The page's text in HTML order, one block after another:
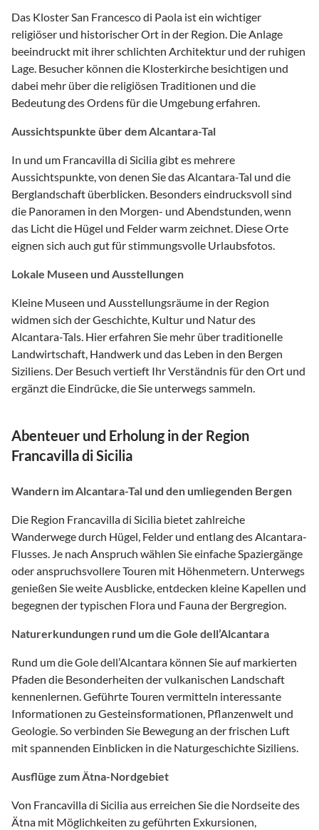
Das Kloster San Francesco di Paola ist ein wichtiger
religiöser und historischer Ort in der Region. Die Anlage
beeindruckt mit ihrer schlichten Architektur und der ruhigen
Lage. Besucher können die Klosterkirche besichtigen und
dabei mehr über die religiösen Traditionen und die
Bedeutung des Ordens für die Umgebung erfahren.
Aussichtspunkte über dem Alcantara-Tal
In und um Francavilla di Sicilia gibt es mehrere
Aussichtspunkte, von denen Sie das Alcantara-Tal und die
Berglandschaft überblicken. Besonders eindrucksvoll sind
die Panoramen in den Morgen- und Abendstunden, wenn
das Licht die Hügel und Felder warm zeichnet. Diese Orte
eignen sich auch gut für stimmungsvolle Urlaubsfotos.
Lokale Museen und Ausstellungen
Kleine Museen und Ausstellungsräume in der Region
widmen sich der Geschichte, Kultur und Natur des
Alcantara-Tals. Hier erfahren Sie mehr über traditionelle
Landwirtschaft, Handwerk und das Leben in den Bergen
Siziliens. Der Besuch vertieft Ihr Verständnis für den Ort und
ergänzt die Eindrücke, die Sie unterwegs sammeln.
Abenteuer und Erholung in der Region
Francavilla di Sicilia
Wandern im Alcantara-Tal und den umliegenden Bergen
Die Region Francavilla di Sicilia bietet zahlreiche
Wanderwege durch Hügel, Felder und entlang des Alcantara-
Flusses. Je nach Anspruch wählen Sie einfache Spaziergänge
oder anspruchsvollere Touren mit Höhenmetern. Unterwegs
genießen Sie weite Ausblicke, entdecken kleine Kapellen und
begegnen der typischen Flora und Fauna der Bergregion.
Naturerkundungen rund um die Gole dell’Alcantara
Rund um die Gole dell’Alcantara können Sie auf markierten
Pfaden die Besonderheiten der vulkanischen Landschaft
kennenlernen. Geführte Touren vermitteln interessante
Informationen zu Gesteinsformationen, Pflanzenwelt und
Geologie. So verbinden Sie Bewegung an der frischen Luft
mit spannenden Einblicken in die Naturgeschichte Siziliens.
Ausflüge zum Ätna-Nordgebiet
Von Francavilla di Sicilia aus erreichen Sie die Nordseite des
Ätna mit Möglichkeiten zu geführten Exkursionen,